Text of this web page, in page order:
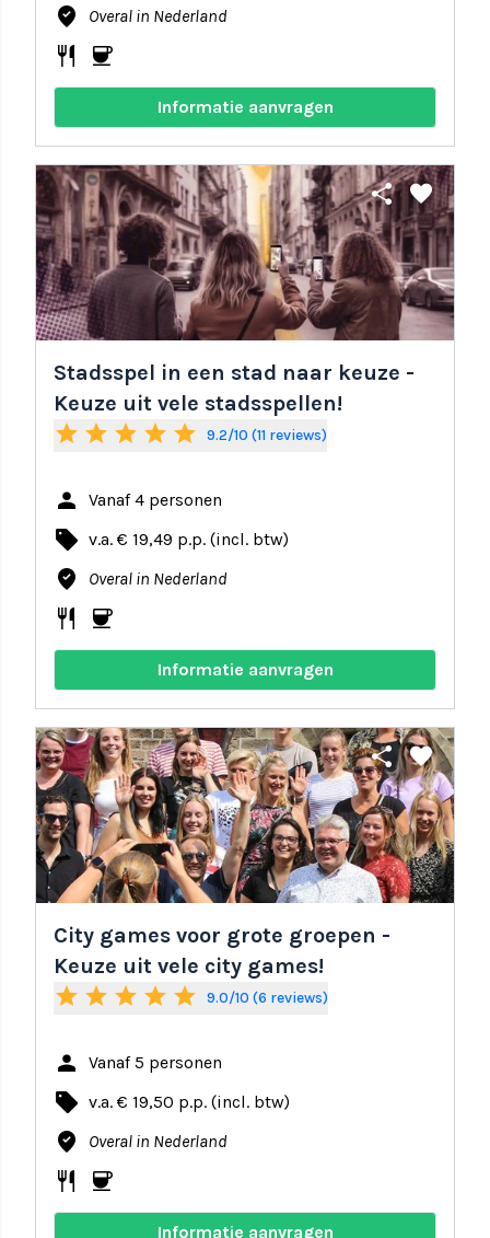
where_to_vote Overal in Nederland
restaurant coffee
Informatie aanvragen
share favorite
Stadsspel in een stad naar keuze -
Keuze uit vele stadsspellen!
star star star star star 9.2/10 (11 reviews)
person Vanaf 4 personen
local_offer v.a. € 19,49 p.p. (incl. btw)
where_to_vote Overal in Nederland
restaurant coffee
Informatie aanvragen
share favorite
City games voor grote groepen -
Keuze uit vele city games!
star star star star star 9.0/10 (6 reviews)
person Vanaf 5 personen
local_offer v.a. € 19,50 p.p. (incl. btw)
where_to_vote Overal in Nederland
restaurant coffee
Informatie aanvragen